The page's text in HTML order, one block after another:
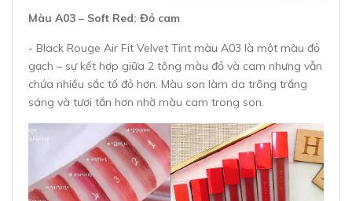
Màu A03 – Soft Red: Đỏ cam
- Black Rouge Air Fit Velvet Tint màu A03 là một màu đỏ
gạch – sự kết hợp giữa 2 tông màu đỏ và cam nhưng vẫn
chứa nhiều sắc tố đỏ hơn. Màu son làm da trông trắng
sáng và tươi tắn hơn nhờ màu cam trong son.